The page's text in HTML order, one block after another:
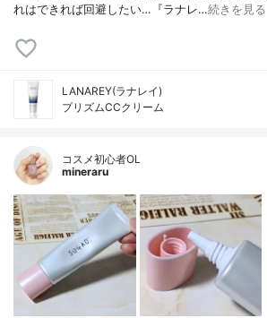
れはできれば回避したい…『ラナレ…続きを見る
LANAREY(ラナレイ)
プリズムCCクリーム
コスメ初心者OL
mineraru